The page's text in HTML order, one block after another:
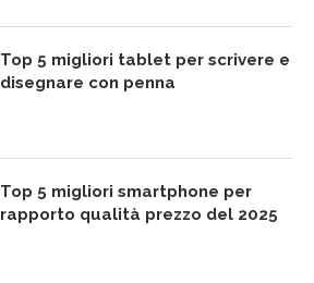
Top 5 migliori tablet per scrivere e
disegnare con penna
Top 5 migliori smartphone per
rapporto qualità prezzo del 2025